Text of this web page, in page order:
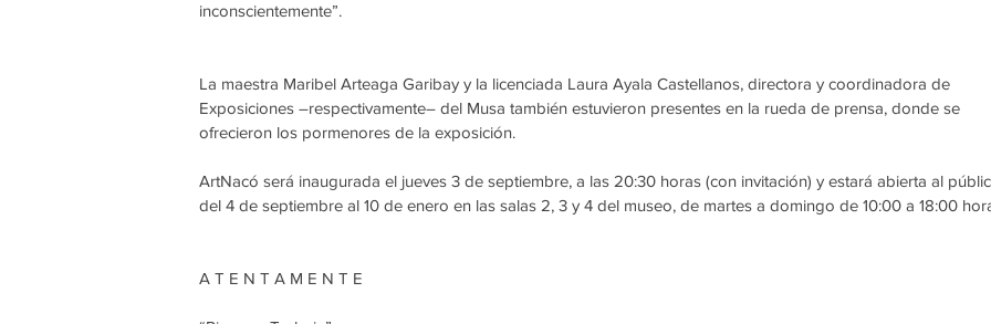
inconscientemente”.
La maestra Maribel Arteaga Garibay y la licenciada Laura Ayala Castellanos, directora y coordinadora de
Exposiciones –respectivamente– del Musa también estuvieron presentes en la rueda de prensa, donde se
ofrecieron los pormenores de la exposición.
ArtNacó será inaugurada el jueves 3 de septiembre, a las 20:30 horas (con invitación) y estará abierta al
del 4 de septiembre al 10 de enero en las salas 2, 3 y 4 del museo, de martes a domingo de 10:00 a 18:00
A T E N T A M E N T E